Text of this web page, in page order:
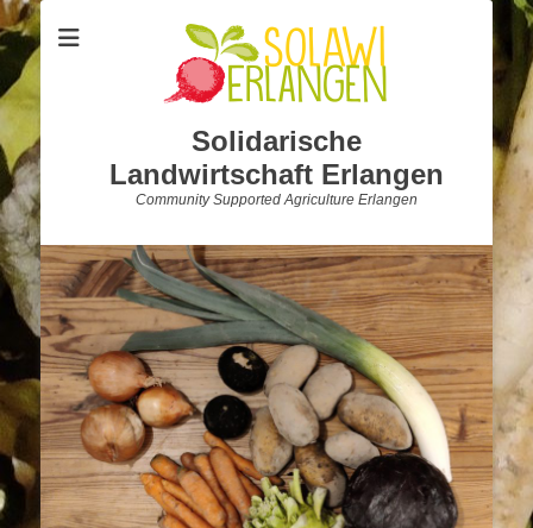
Solidarische
Landwirtschaft Erlangen
Community Supported Agriculture Erlangen